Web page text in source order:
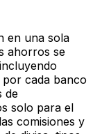
en una sola
ahorros se
cada banco
de
solo para el
comisiones y